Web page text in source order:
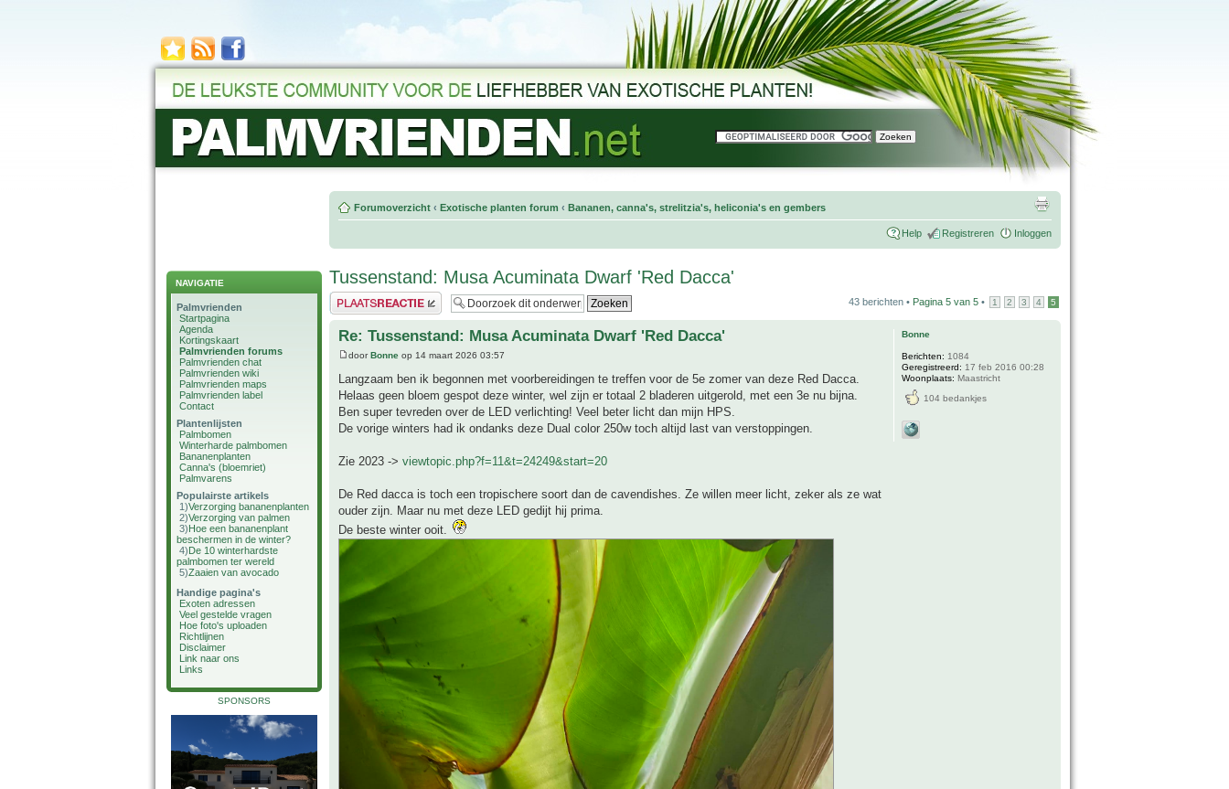
NAVIGATIE
Palmvrienden
Startpagina
Agenda
Kortingskaart
Palmvrienden forums
Palmvrienden chat
Palmvrienden wiki
Palmvrienden maps
Palmvrienden label
Contact
Plantenlijsten
Palmbomen
Winterharde palmbomen
Bananenplanten
Canna's (bloemriet)
Palmvarens
Populairste artikels
1)Verzorging bananenplanten
2)Verzorging van palmen
3)Hoe een bananenplant
beschermen in de winter?
4)De 10 winterhardste
palmbomen ter wereld
5)Zaaien van avocado
Handige pagina's
Exoten adressen
Veel gestelde vragen
Hoe foto's uploaden
Richtlijnen
Disclaimer
Link naar ons
Links
SPONSORS
Forumoverzicht ‹ Exotische planten forum ‹ Bananen, canna's, strelitzia's, heliconia's en gembers
Help Registreren Inloggen
Tussenstand: Musa Acuminata Dwarf 'Red Dacca'
Plaats een reactie 43 berichten • Pagina 5 van 5 • 1 2 3 4 5
Re: Tussenstand: Musa Acuminata Dwarf 'Red Dacca'
doorBonne op 14 maart 2026 03:57
Langzaam ben ik begonnen met voorbereidingen te treffen voor de 5e zomer van deze Red Dacca.
Helaas geen bloem gespot deze winter, wel zijn er totaal 2 bladeren uitgerold, met een 3e nu bijna.
Ben super tevreden over de LED verlichting! Veel beter licht dan mijn HPS.
De vorige winters had ik ondanks deze Dual color 250w toch altijd last van verstoppingen.
Zie 2023 -> viewtopic.php?f=11&t=24249&start=20
De Red dacca is toch een tropischere soort dan de cavendishes. Ze willen meer licht, zeker als ze wat
ouder zijn. Maar nu met deze LED gedijt hij prima.
De beste winter ooit.
Bonne
Berichten: 1084
Geregistreerd: 17 feb 2016 00:28
Woonplaats: Maastricht
104 bedankjes